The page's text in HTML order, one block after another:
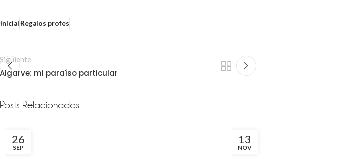
InicialRegalos profes
Siguiente
Algarve: mi paraíso particular
Posts Relacionados
26
SEP
13
NOV